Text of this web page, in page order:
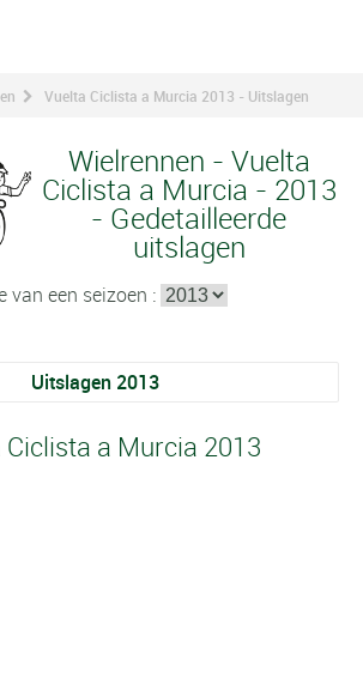
Vuelta Ciclista a Murcia 2013 - Uitslagen
Wielrennen - Vuelta
Ciclista a Murcia - 2013
- Gedetailleerde
uitslagen
van een seizoen :
Uitslagen 2013
Ciclista a Murcia 2013